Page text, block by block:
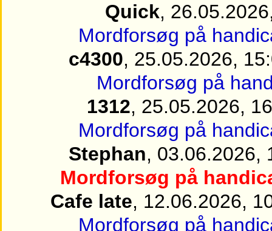
Quick,
Mordforsøg på
c4300, 25.05.2026,
Mordforsøg på
1312, 25.05.2026,
Mordforsøg på
Stephan, 03.06.2026,
Mordforsøg på
Cafe late, 12.06.2026,
Mordforsøg på